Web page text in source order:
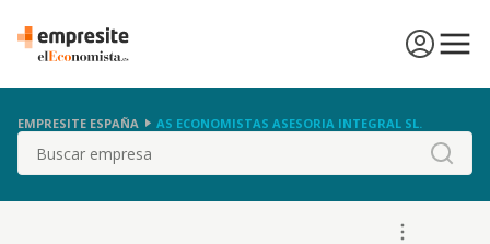
EMPRESITE ESPAÑA AS ECONOMISTAS ASESORIA INTEGRAL SL.
Buscar